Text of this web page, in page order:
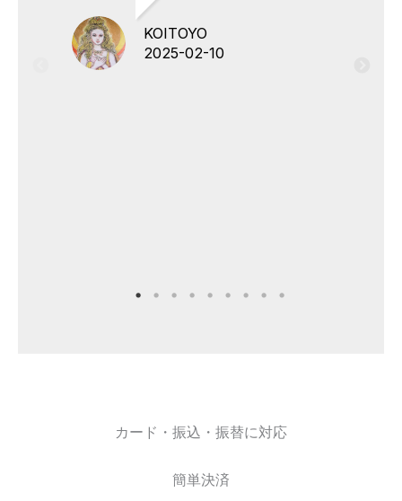
KOITOYO
2025-02-10
カード・振込・振替に対応
簡単決済